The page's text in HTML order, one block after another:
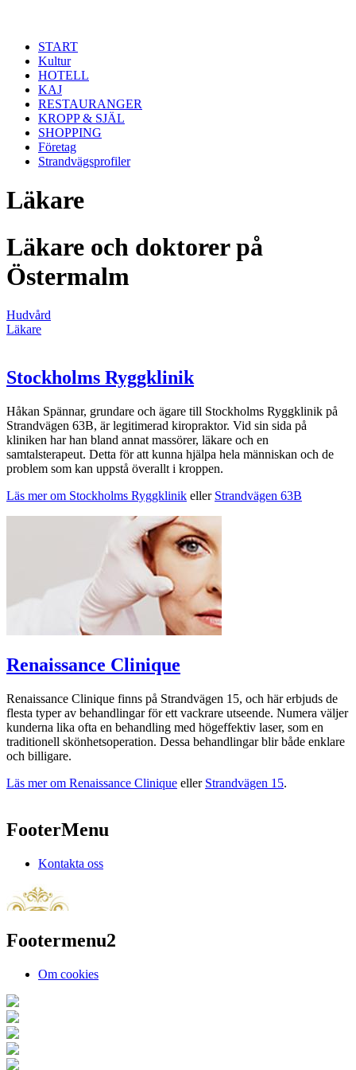
START
Kultur
HOTELL
KAJ
RESTAURANGER
KROPP & SJÄL
SHOPPING
Företag
Strandvägsprofiler
Läkare
Läkare och doktorer på
Östermalm
Hudvård
Läkare
Stockholms Ryggklinik
Håkan Spännar, grundare och ägare till Stockholms Ryggklinik på
Strandvägen 63B, är legitimerad kiropraktor. Vid sin sida på
kliniken har han bland annat massörer, läkare och en
samtalsterapeut. Detta för att kunna hjälpa hela människan och de
problem som kan uppstå överallt i kroppen.
Läs mer om Stockholms Ryggklinik eller Strandvägen 63B
Renaissance Clinique
Renaissance Clinique finns på Strandvägen 15, och här erbjuds de
flesta typer av behandlingar för ett vackrare utseende. Numera väljer
kunderna lika ofta en behandling med högeffektiv laser, som en
traditionell skönhetsoperation. Dessa behandlingar blir både enklare
och billigare.
Läs mer om Renaissance Clinique eller Strandvägen 15.
FooterMenu
Kontakta oss
Footermenu2
Om cookies